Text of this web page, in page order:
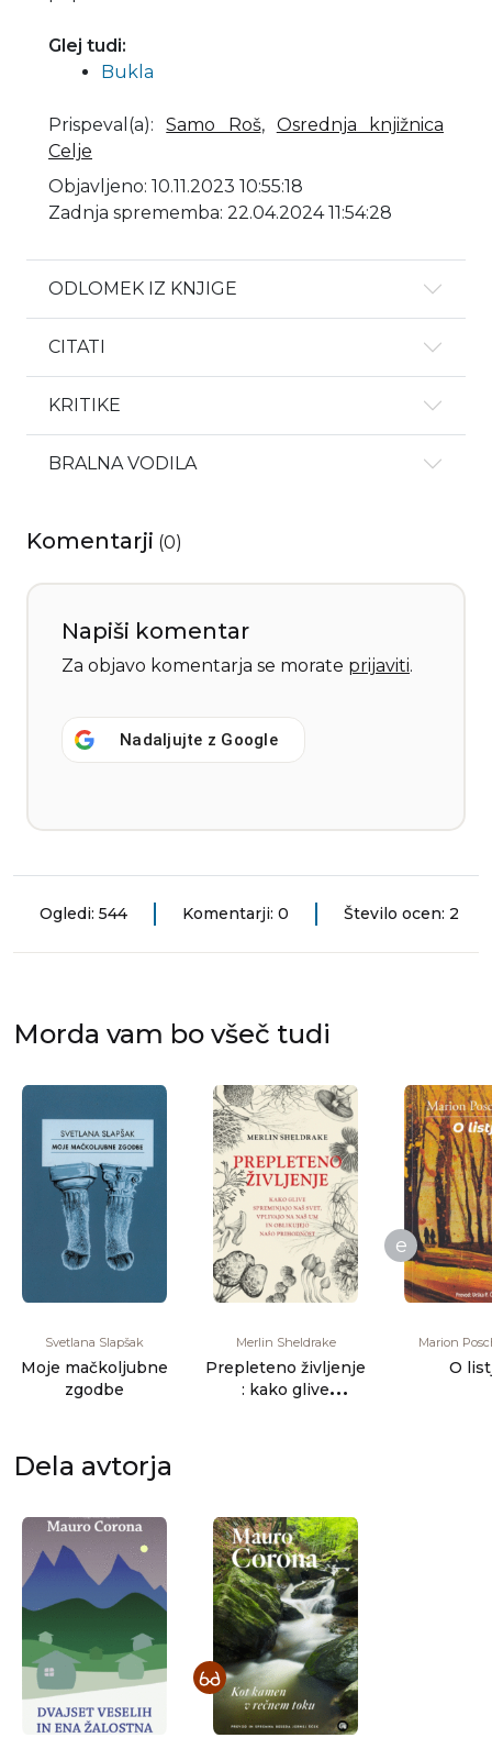
Glej tudi:
Bukla
Prispeval(a):Samo Roš, Osrednja knjižnica
Celje
Objavljeno: 10.11.2023 10:55:18
Zadnja sprememba: 22.04.2024 11:54:28
ODLOMEK IZ KNJIGE
CITATI
KRITIKE
BRALNA VODILA
Komentarji (0)
Napiši komentar
Za objavo komentarja se morate prijaviti.
Nadaljujte z Google
Ogledi: 544 Komentarji: 0 Število ocen: 2
Morda vam bo všeč tudi
Svetlana Slapšak
Moje mačkoljubne
zgodbe
Merlin Sheldrake
Prepleteno življenje
: kako glive
e
Marion
O
Dela avtorja